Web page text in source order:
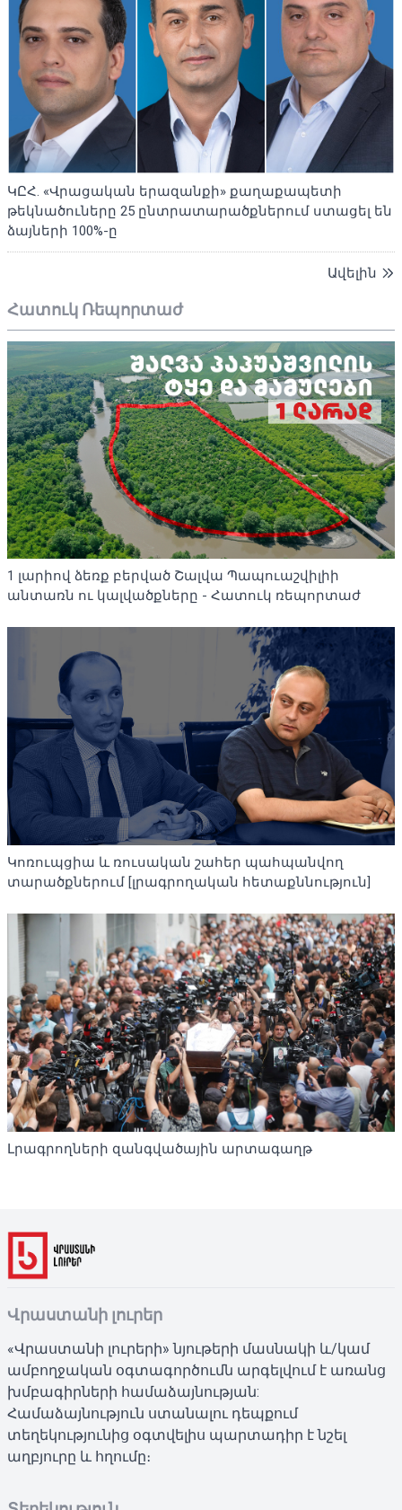
ԿԸՀ. «Վրացական երազանքի» քաղաքապետի
թեկնածուները 25 ընտրատարածքներում ստացել են
ձայների 100%-ը
Ավելին
Հատուկ Ռեպորտաժ
1 լարիով ձեռք բերված Շալվա Պապուաշվիլիի
անտառն ու կալվածքները - Հատուկ ռեպորտաժ
Կոռուպցիա և ռուսական շահեր պահպանվող
տարածքներում [լրագրողական հետաքննություն]
Լրագրողների զանգվածային արտագաղթ
Վրաստանի լուրեր
«Վրաստանի լուրերի» նյութերի մասնակի և/կամ
ամբողջական օգտագործումն արգելվում է առանց
խմբագիրների համաձայնության:
Համաձայնություն ստանալու դեպքում
տեղեկությունից օգտվելիս պարտադիր է նշել
աղբյուրը և հղումը։